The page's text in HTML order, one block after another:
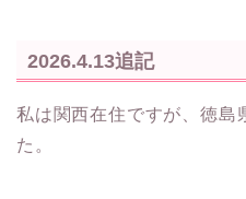
2026.4.13追記
私は関西在住ですが、徳島
た。